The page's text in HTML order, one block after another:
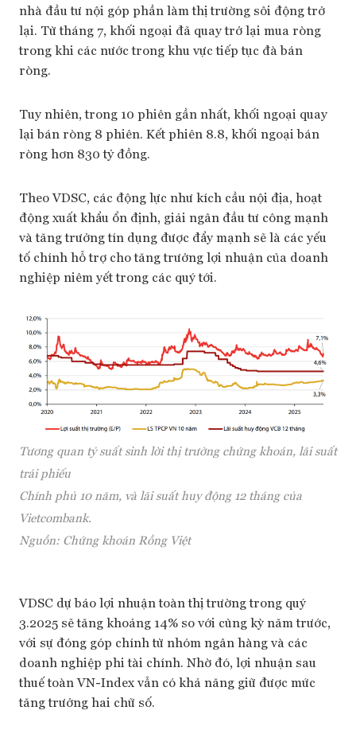
nhà đầu tư nội góp phần làm thị trường sôi động trở
lại. Từ tháng 7, khối ngoại đã quay trở lại mua ròng
trong khi các nước trong khu vực tiếp tục đà bán
ròng.
Tuy nhiên, trong 10 phiên gần nhất, khối ngoại quay
lại bán ròng 8 phiên. Kết phiên 8.8, khối ngoại bán
ròng hơn 830 tỷ đồng.
Theo VDSC, các động lực như kích cầu nội địa, hoạt
động xuất khẩu ổn định, giải ngân đầu tư công mạnh
và tăng trưởng tín dụng được đẩy mạnh sẽ là các yếu
tố chính hỗ trợ cho tăng trưởng lợi nhuận của doanh
nghiệp niêm yết trong các quý tới.
Tương quan tỷ suất sinh lời thị trường chứng khoán, lãi suất
trái phiếu
Chính phủ 10 năm, và lãi suất huy động 12 tháng của
Vietcombank.
Nguồn: Chứng khoán Rồng Việt
VDSC dự báo lợi nhuận toàn thị trường trong quý
3.2025 sẽ tăng khoảng 14% so với cùng kỳ năm trước,
với sự đóng góp chính từ nhóm ngân hàng và các
doanh nghiệp phi tài chính. Nhờ đó, lợi nhuận sau
thuế toàn VN-Index vẫn có khả năng giữ được mức
tăng trưởng hai chữ số.